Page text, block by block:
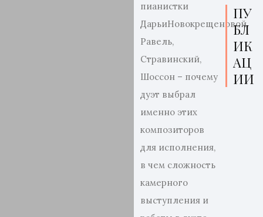
пианистки
ДарьиНовокрещеновой.
Равель,
Стравинский,
Шоссон – почему
дуэт выбрал
именно этих
композиторов
для исполнения,
в чем сложность
камерного
выступления и
ПУ
БЛ
ИК
АЦ
ИИ